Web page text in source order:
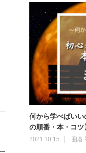
何から学べばい
の順番・本・コツ
2021.10.15 囲碁